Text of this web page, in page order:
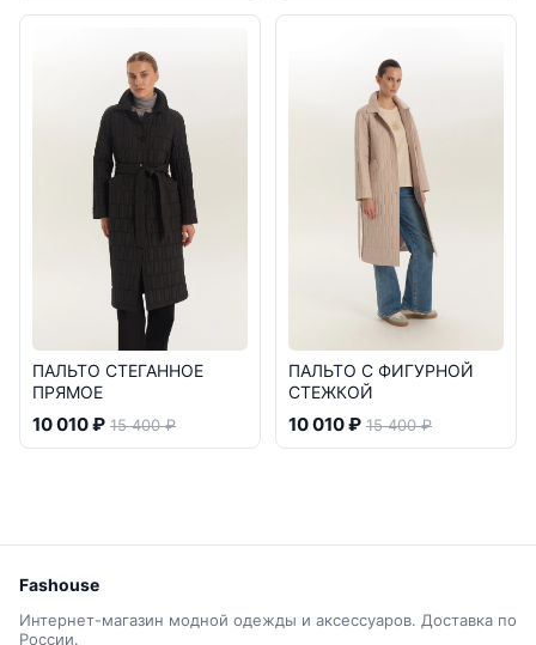
ПАЛЬТО СТЕГАННОЕ
ПРЯМОЕ
10 010 ₽ 15 400 ₽
ПАЛЬТО С ФИГУРНОЙ
СТЕЖКОЙ
10 010 ₽ 15 400 ₽
Fashouse
Интернет-магазин модной одежды и аксессуаров. Доставка по
России.